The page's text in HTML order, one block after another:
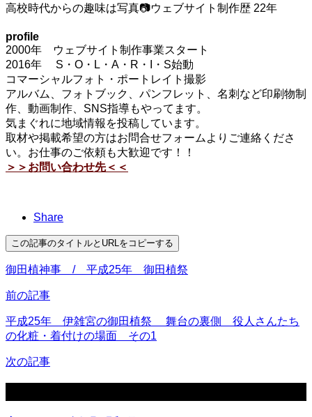
高校時代からの趣味は写真📷ウェブサイト制作歴 22年
profile
2000年 ウェブサイト制作事業スタート
2016年 S・O・L・A・R・I・S始動
コマーシャルフォト・ポートレイト撮影
アルバム、フォトブック、パンフレット、名刺など印刷物制
作、動画制作、SNS指導もやってます。
気まぐれに地域情報を投稿しています。
取材や掲載希望の方はお問合せフォームよりご連絡くださ
い。お仕事のご依頼も大歓迎です！！
＞＞お問い合わせ先＜＜
Share
この記事のタイトルとURLをコピーする
御田植神事 / 平成25年 御田植祭
前の記事
平成25年 伊雑宮の御田植祭 舞台の裏側 役人さんたち
の化粧・着付けの場面 その1
次の記事